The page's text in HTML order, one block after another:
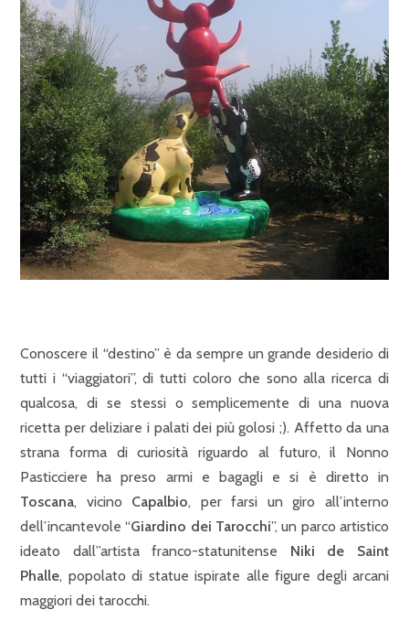
Conoscere il “destino” è da sempre un grande desiderio di
tutti i “viaggiatori”, di tutti coloro che sono alla ricerca di
qualcosa, di se stessi o semplicemente di una nuova
ricetta per deliziare i palati dei più golosi ;). Affetto da una
strana forma di curiosità riguardo al futuro, il Nonno
Pasticciere ha preso armi e bagagli e si è diretto in
Toscana, vicino Capalbio, per farsi un giro all’interno
dell’incantevole “Giardino dei Tarocchi”, un parco artistico
ideato dall”artista franco-statunitense Niki de Saint
Phalle, popolato di statue ispirate alle figure degli arcani
maggiori dei tarocchi.